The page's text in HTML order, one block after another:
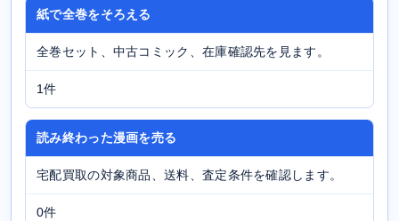
紙で全巻をそろえる
全巻セット、中古コミック、在庫確認先を見ます。
1件
読み終わった漫画を売る
宅配買取の対象商品、送料、査定条件を確認します。
0件